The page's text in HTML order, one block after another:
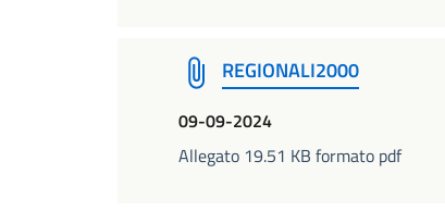
REGIONALI2000
09-09-2024
Allegato 19.51 KB formato pdf